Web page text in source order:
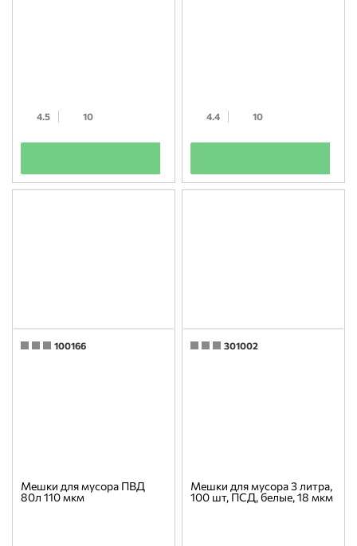
4.5 10 4.4 10
100166
Мешки для мусора ПВД
80л 110 мкм
301002
Мешки для мусора 3 литра,
100 шт, ПСД, белые, 18 мкм